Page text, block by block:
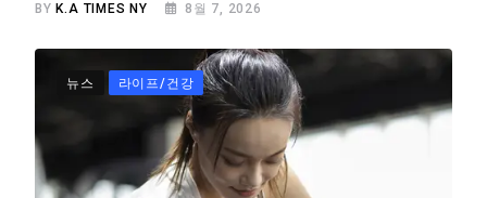
BY K.A TIMES NY 8월 7, 2026
뉴스 라이프/건강